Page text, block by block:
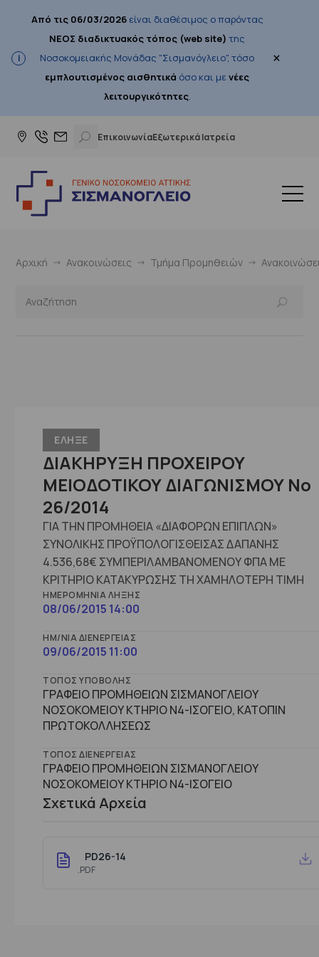
Από τις 06/03/2026είναι διαθέσιμος ο παρόντας
ΝΕΟΣ διαδικτυακός τόπος (web site) της
Νοσοκομειακής Μονάδας "Σισμανόγλειο", τόσο
εμπλουτισμένος αισθητικά όσο και μενέες
λειτουργικότητες.
×
ΕπικοινωνίαΕξωτερικά Ιατρεία
Αρχική Ανακοινώσεις Τμήμα Προμηθειών
ΕΛΗΞΕ
ΔΙΑΚΗΡΥΞΗ ΠΡΟΧΕΙΡΟΥ
ΜΕΙΟΔΟΤΙΚΟΥ ΔΙΑΓΩΝΙΣΜΟΥ No
26/2014
ΓΙΑ ΤΗΝ ΠΡΟΜΗΘΕΙΑ «ΔΙΑΦΟΡΩΝ ΕΠΙΠΛΩΝ»
ΣΥΝΟΛΙΚΗΣ ΠΡΟΫΠΟΛΟΓΙΣΘΕΙΣΑΣ ΔΑΠΑΝΗΣ
4.536,68€ ΣΥΜΠΕΡΙΛΑΜΒΑΝΟΜΕΝΟΥ ΦΠΑ ΜΕ
ΚΡΙΤΗΡΙΟ ΚΑΤΑΚΥΡΩΣΗΣ ΤΗ ΧΑΜΗΛΟΤΕΡΗ ΤΙΜΗ
ΗΜΕΡΟΜΗΝΊΑ ΛΉΞΗΣ
08/06/2015 14:00
ΗΜ/ΝΊΑ ΔΙΕΝΈΡΓΕΙΑΣ
09/06/2015 11:00
ΤΌΠΟΣ ΥΠΟΒΟΛΉΣ
ΓΡΑΦΕΙΟ ΠΡΟΜΗΘΕΙΩΝ ΣΙΣΜΑΝΟΓΛΕΙΟΥ
ΝΟΣΟΚΟΜΕΙΟΥ ΚΤΗΡΙΟ Ν4-ΙΣΟΓΕΙΟ, ΚΑΤΟΠΙΝ
ΠΡΩΤΟΚΟΛΛΗΣΕΩΣ
ΤΌΠΟΣ ΔΙΕΝΈΡΓΕΙΑΣ
ΓΡΑΦΕΙΟ ΠΡΟΜΗΘΕΙΩΝ ΣΙΣΜΑΝΟΓΛΕΙΟΥ
ΝΟΣΟΚΟΜΕΙΟΥ ΚΤHΡΙΟ Ν4-ΙΣΟΓΕΙΟ
Σχετικά Αρχεία
PD26-14
.PDF